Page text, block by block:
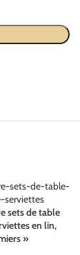
sets de table
en lin,
»